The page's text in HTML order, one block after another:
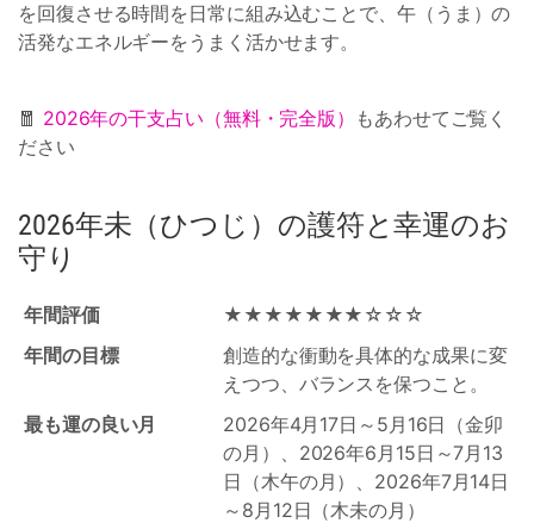
を回復させる時間を日常に組み込むことで、午（うま）の
活発なエネルギーをうまく活かせます。
🧧 2026年の干支占い（無料・完全版）
もあわせてご覧く
ださい
2026年未（ひつじ）の護符と幸運のお
守り
年間評価
★★★★★★★☆☆☆
年間の目標
創造的な衝動を具体的な成果に変
えつつ、バランスを保つこと。
最も運の良い月
2026年4月17日～5月16日（金卯
の月）、2026年6月15日～7月13
日（木午の月）、2026年7月14日
～8月12日（木未の月）